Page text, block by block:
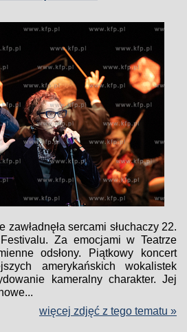
zawładnęła sercami słuchaczy 22.
Za emocjami w Teatrze
odsłony. Piątkowy koncert
amerykańskich wokalistek
kameralny charakter. Jej
więcej zdjęć z tego tematu »